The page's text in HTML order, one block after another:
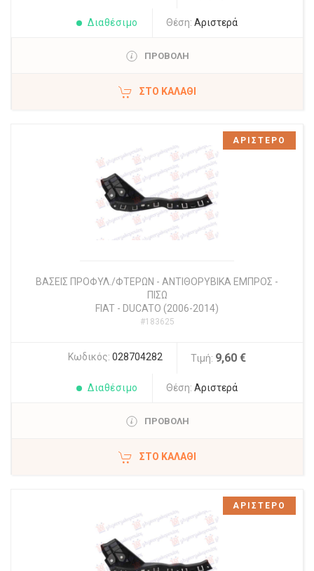
Διαθέσιμο Θέση: Αριστερά
ΠΡΟΒΟΛΗ
ΣΤΟ ΚΑΛΆΘΙ
ΒΑΣΕΙΣ ΠΡΟΦΥΛ./ΦΤΕΡΩΝ - ΑΝΤΙΘΟΡΥΒΙΚΑ ΕΜΠΡΟΣ -
ΠΙΣΩ
FIAT - DUCATO (2006-2014)
#183625
Κωδικός: 028704282 Τιμή: 9,60 €
Διαθέσιμο Θέση: Αριστερά
ΠΡΟΒΟΛΗ
ΣΤΟ ΚΑΛΆΘΙ
ΑΡΙΣΤΕΡΟ
ΑΡΙΣΤΕΡΟ